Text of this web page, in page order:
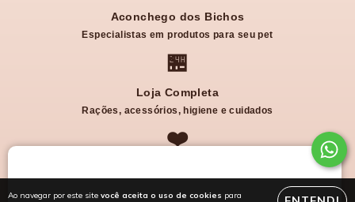
Ao navegar por este site você aceita o uso de cookies para
Aconchego dos Bichos
Especialistas em produtos para seu pet
🏪
Loja Completa
Rações, acessórios, higiene e cuidados
❤️